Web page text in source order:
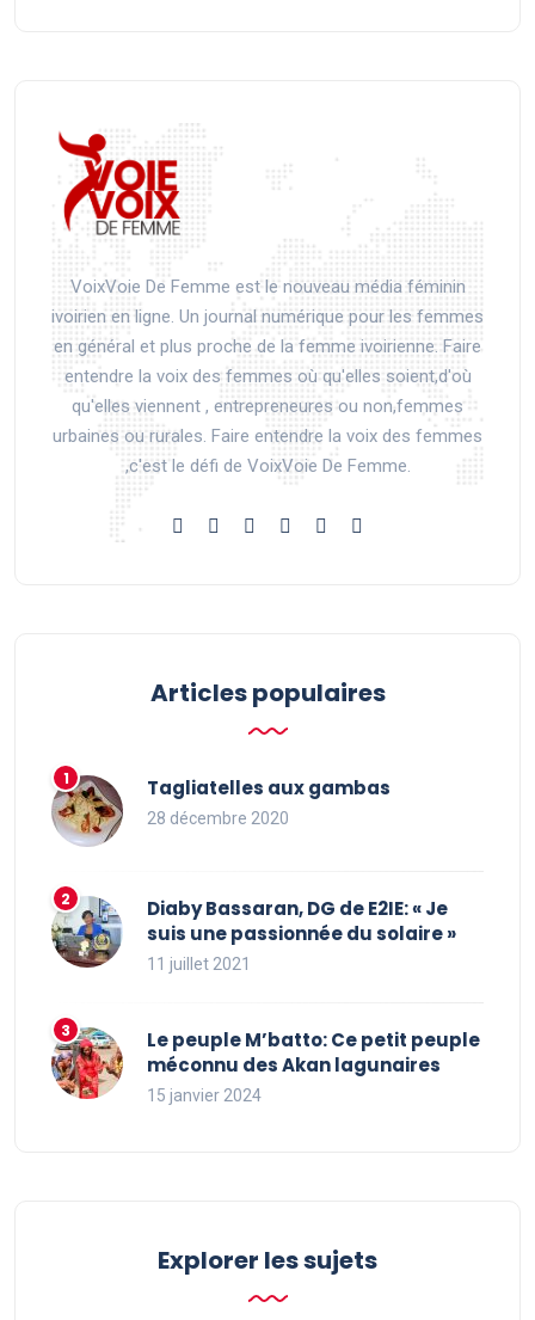
VoixVoie De Femme est le nouveau média féminin
ivoirien en ligne. Un journal numérique pour les femmes
en général et plus proche de la femme ivoirienne. Faire
entendre la voix des femmes où qu'elles soient,d'où
qu'elles viennent , entrepreneures ou non,femmes
urbaines ou rurales. Faire entendre la voix des femmes
,c'est le défi de VoixVoie De Femme.
Articles populaires
Tagliatelles aux gambas
28 décembre 2020
Diaby Bassaran, DG de E2IE: « Je
suis une passionnée du solaire »
11 juillet 2021
Le peuple M’batto: Ce petit peuple
méconnu des Akan lagunaires
15 janvier 2024
Explorer les sujets